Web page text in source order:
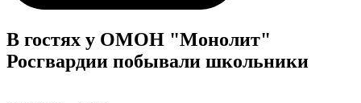
В гостях у ОМОН "Монолит"
Росгвардии побывали школьники